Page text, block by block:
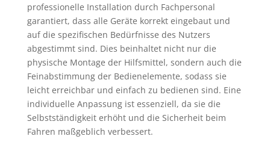
professionelle Installation durch Fachpersonal
garantiert, dass alle Geräte korrekt eingebaut und
auf die spezifischen Bedürfnisse des Nutzers
abgestimmt sind. Dies beinhaltet nicht nur die
physische Montage der Hilfsmittel, sondern auch die
Feinabstimmung der Bedienelemente, sodass sie
leicht erreichbar und einfach zu bedienen sind. Eine
individuelle Anpassung ist essenziell, da sie die
Selbstständigkeit erhöht und die Sicherheit beim
Fahren maßgeblich verbessert.